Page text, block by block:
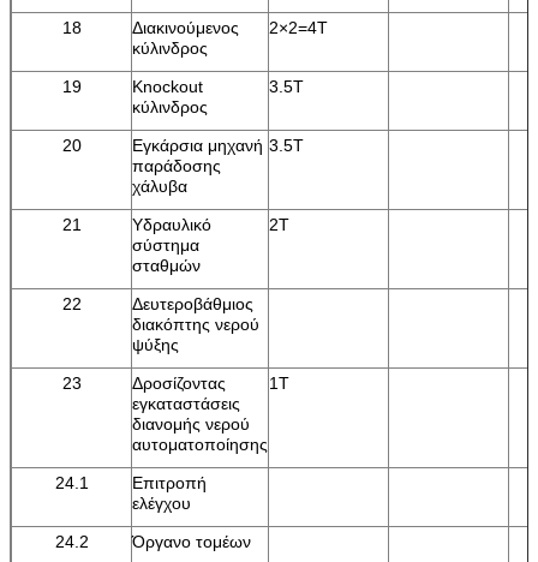
18
Διακινούμενος
κύλινδρος
2×2=4T
19
Knockout
κύλινδρος
3.5T
20
Εγκάρσια μηχανή
παράδοσης
χάλυβα
3.5T
21
Υδραυλικό
σύστημα
σταθμών
2T
22
Δευτεροβάθμιος
διακόπτης νερού
ψύξης
23
Δροσίζοντας
εγκαταστάσεις
διανομής νερού
αυτοματοποίησης
1T
24.1
Επιτροπή
ελέγχου
24.2
Όργανο τομέων